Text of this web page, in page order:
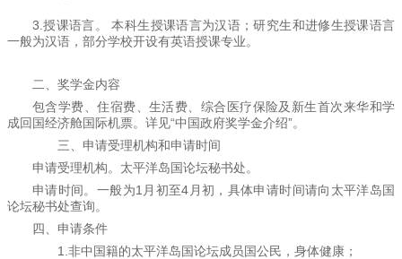
3.授课语言。 本科生授课语言为汉语；研究生和进修生授课语言
一般为汉语，部分学校开设有英语授课专业。
二、奖学金内容
包含学费、住宿费、生活费、综合医疗保险及新生首次来华和学
成回国经济舱国际机票。详见“中国政府奖学金介绍”。
三、申请受理机构和申请时间
申请受理机构。太平洋岛国论坛秘书处。
申请时间。一般为1月初至4月初，具体申请时间请向太平洋岛国
论坛秘书处查询。
四、申请条件
1.非中国籍的太平洋岛国论坛成员国公民，身体健康；